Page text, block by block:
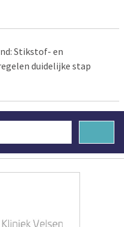
Stikstof- en
duidelijke stap